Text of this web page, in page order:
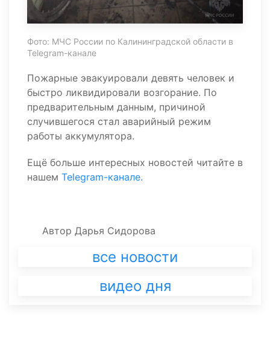
Фото: МЧС России по Калининградской области в
Telegram-канале
Пожарные эвакуировали девять человек и
быстро ликвидировали возгорание. По
предварительным данным, причиной
случившегося стал аварийный режим
работы аккумулятора.
Ещё больше интересных новостей читайте в
нашем Telegram-канале.
Автор Дарья Сидорова
все новости
видео дня